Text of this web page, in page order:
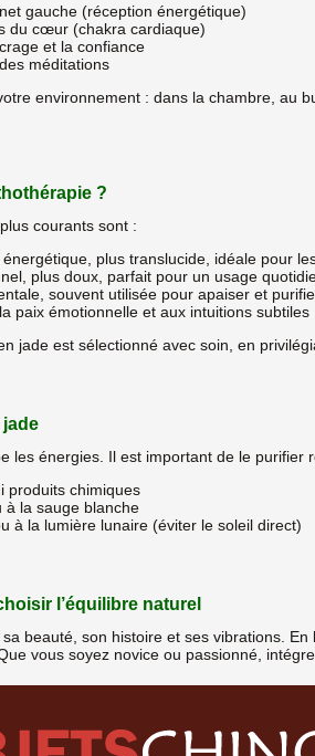
gauche (réception énergétique)
du cœur (chakra cardiaque)
et la confiance
méditations
environnement : dans la chambre, au
?
courants sont :
plus translucide, idéale pour
plus doux, parfait pour un usage
souvent utilisée pour apaiser et
paix émotionnelle et aux intuitions subtiles
jade est sélectionné avec soin, en
les énergies. Il est important de le
produits chimiques
à la sauge blanche
à la lumière lunaire (éviter le soleil direct)
l’équilibre naturel
beauté, son histoire et ses vibrations.
vous soyez novice ou passionné,